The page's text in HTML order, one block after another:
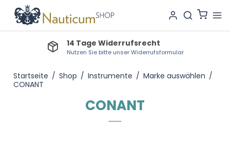
Lieferzeit Lagerware: 1-2 Tage
Bestellartikel: 3-7 Tage, Produktionsartikel: 3-4 Wochen
Startseite / Shop / Instrumente / Marke auswählen /
CONANT
CONANT